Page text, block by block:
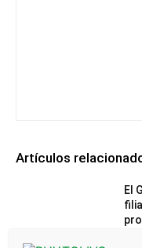
Artículos
Noticias
El